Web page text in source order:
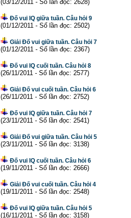
(03/12/2011 - Số lần đọc: 2628)
Đố vui IQ giữa tuần. Câu hỏi 9
(01/12/2011 - Số lần đọc: 2502)
Giải Đố vui giữa tuần. Câu hỏi 7
(01/12/2011 - Số lần đọc: 2367)
Đố vui IQ cuối tuần. Câu hỏi 8
(26/11/2011 - Số lần đọc: 2577)
Giải Đố vui cuối tuần. Câu hỏi 6
(26/11/2011 - Số lần đọc: 2752)
Đố vui IQ giữa tuần. Câu hỏi 7
(23/11/2011 - Số lần đọc: 2541)
Giải Đố vui giữa tuần. Câu hỏi 5
(23/11/2011 - Số lần đọc: 3138)
Đố vui IQ cuối tuần. Câu hỏi 6
(19/11/2011 - Số lần đọc: 2666)
Giải Đố vui cuối tuần. Câu hỏi 4
(19/11/2011 - Số lần đọc: 2548)
Đố vui IQ giữa tuần. Câu hỏi 5
(16/11/2011 - Số lần đọc: 3158)